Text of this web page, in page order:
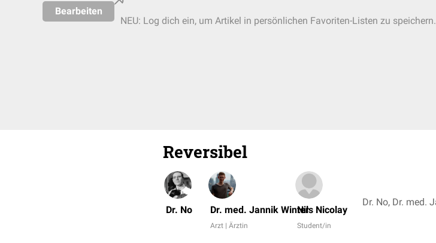
Bearbeiten
NEU: Log dich ein, um Artikel in persönlichen Favoriten-Listen zu speichern.
Reversibel
Dr. No Dr. med. Jannik Winter
Arzt | Ärztin
Nils Nicolay
Student/in